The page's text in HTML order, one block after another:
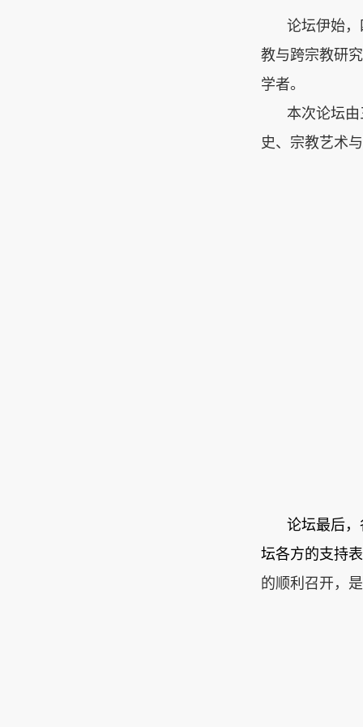
论坛伊始
教与跨宗教研
学者。
本次论坛
史、宗教艺术
论坛最后
坛各方的支持
的顺利召开，